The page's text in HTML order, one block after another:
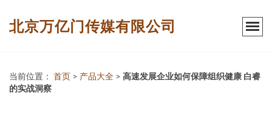
北京万亿门传媒有限公司
当前位置： 首页 > 产品大全 > 高速发展企业如何保障组织健康 白睿
的实战洞察